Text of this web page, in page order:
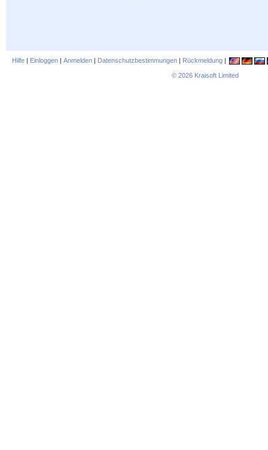
Hilfe | Einloggen | Anmelden | Datenschutzbestimmungen | Rückmeldung |
© 2026 Kraisoft Limited